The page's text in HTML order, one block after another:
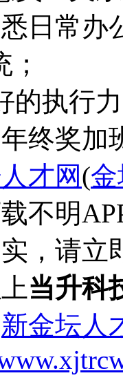
日常办
的执行
年终奖加
才网(
不明
，请立
当升科
新金坛人